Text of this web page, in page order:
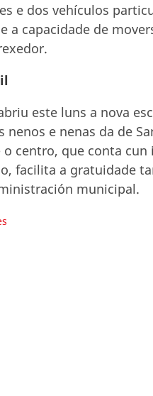
e dos vehículos
a capacidade de
este luns a nova
nenos e nenas da de
o centro, que conta
facilita a gratuidade
municipal.